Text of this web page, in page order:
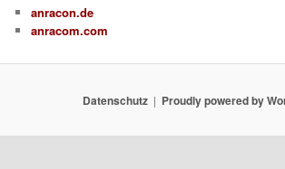
anracon.de
anracom.com
Datenschutz Proudly powered by